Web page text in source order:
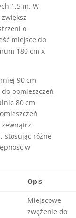
1,5 m. W
o
miejsce do
180 cm x
90 cm
pomieszczeń
80 cm
stosując różne
w
Opis
Miejscowe
zwężenie do